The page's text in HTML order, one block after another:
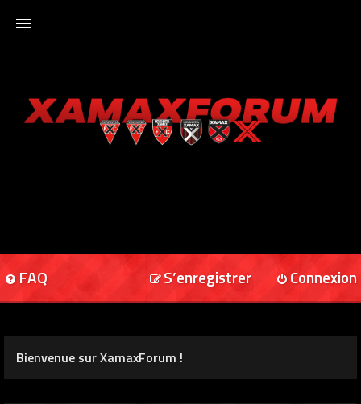
XAMAXFORUM
FAQ Connexion
S’enregistrer
Bienvenue sur XamaxForum !